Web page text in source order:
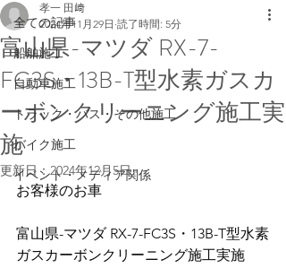
全ての記事
船舶施工
自動車施工
トラック・バス・その他施工
バイク施工
イベント・メディア関係
富山県-マツダ RX-7-
FC3S・13B-T型水素ガスカ
ーボンクリーニング施工実
施
孝一 田﨑
2024年11月29日 読了時間: 5分
更新日：2024年12月5日
お客様のお車
富山県-マツダ RX-7-FC3S・13B-T型水素
ガスカーボンクリーニング施工実施